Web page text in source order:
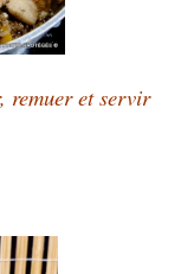
remuer et servir